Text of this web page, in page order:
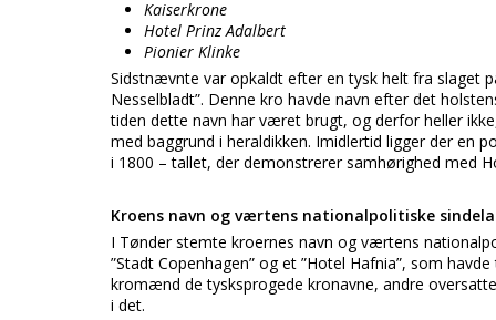
Kaiserkrone
Hotel Prinz Adalbert
Pionier Klinke
Sidstnævnte var opkaldt efter en tysk helt fra slaget
Nesselbladt”. Denne kro havde navn efter det
tiden dette navn har været brugt, og derfor heller
med baggrund i heraldikken. Imidlertid ligger der en
i 1800 – tallet, der demonstrerer samhørighed med
Kroens navn og værtens nationalpolitiske
I Tønder stemte kroernes navn og værtens
”Stadt Copenhagen” og et ”Hotel Hafnia”, som
kromænd de tysksprogede kronavne, andre
i det.